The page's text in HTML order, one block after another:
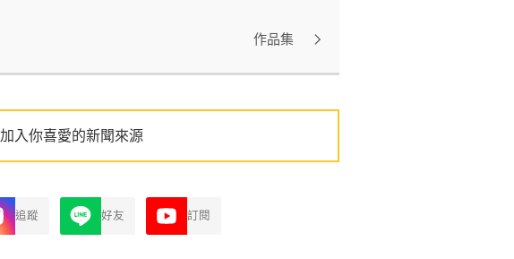
作品集
入你喜愛的新聞來源
追蹤 好友 訂閱